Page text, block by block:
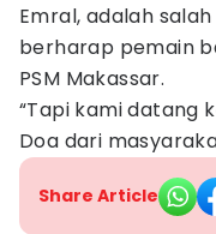
Emral, adalah
berharap pemain
PSM Makassar.
“Tapi kami datang
Doa dari
Share Article